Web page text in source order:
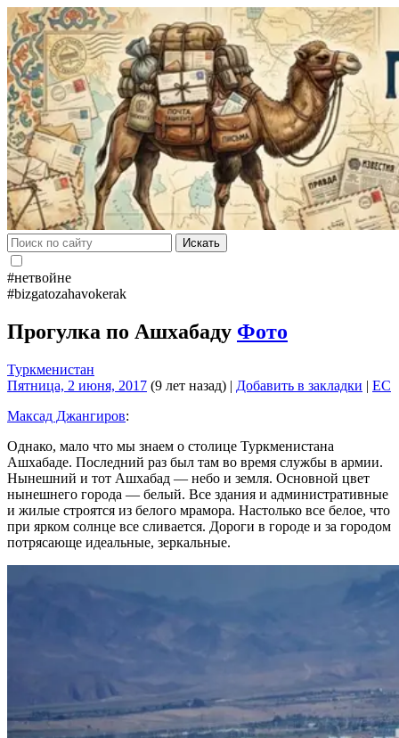
Искать
#нетвойне
#bizgatozahavokerak
Прогулка по Ашхабаду Фото
Туркменистан
Пятница, 2 июня, 2017 (9 лет назад) | Добавить в закладки | EC
Максад Джангиров:
Однако, мало что мы знаем о столице Туркменистана
Ашхабаде. Последний раз был там во время службы в армии.
Нынешний и тот Ашхабад — небо и земля. Основной цвет
нынешнего города — белый. Все здания и административные
и жилые строятся из белого мрамора. Настолько все белое, что
при ярком солнце все сливается. Дороги в городе и за городом
потрясающе идеальные, зеркальные.